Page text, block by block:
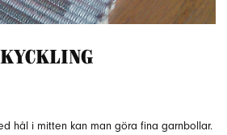
hål i mitten kan man göra fina garnbollar.